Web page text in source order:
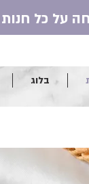
בלוג